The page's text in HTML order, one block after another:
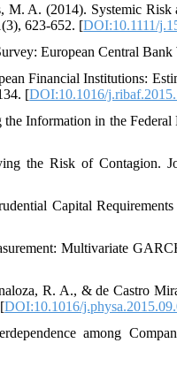
A. (2014). Systemic Risk
623-652. [DOI:10.1111/
European Central
Financial Institutions:
[DOI:10.1016/
Information in the Federal
the Risk of Contagion.
Capital
Multivariate
R. A., & de Castro
DOI:10.1016/
among